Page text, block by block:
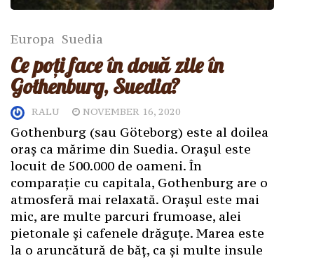
Europa Suedia
Ce poți face în două zile în
Gothenburg, Suedia?
RALU NOVEMBER 16, 2020
Gothenburg (sau Göteborg) este al doilea
oraș ca mărime din Suedia. Orașul este
locuit de 500.000 de oameni. În
comparație cu capitala, Gothenburg are o
atmosferă mai relaxată. Orașul este mai
mic, are multe parcuri frumoase, alei
pietonale și cafenele drăguțe. Marea este
la o aruncătură de băț, ca și multe insule